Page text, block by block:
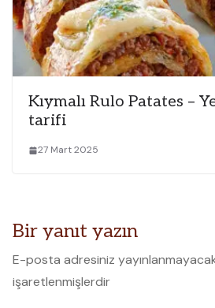
Kıymalı Rulo Patates –
tarifi
27 Mart 2025
Bir yanıt yazın
E-posta adresiniz
işaretlenmişlerdir